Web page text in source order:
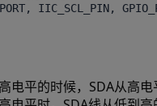
IIC_SCL_PIN,
电平的时候，SDA从高